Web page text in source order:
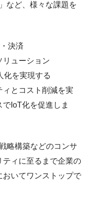
など、様々な課題を
決済
リューション
化を実現する
ィとコスト削減を実
IoT化を促進しま
略構築などのコンサ
ティに至るまで企業の
いてワンストップで